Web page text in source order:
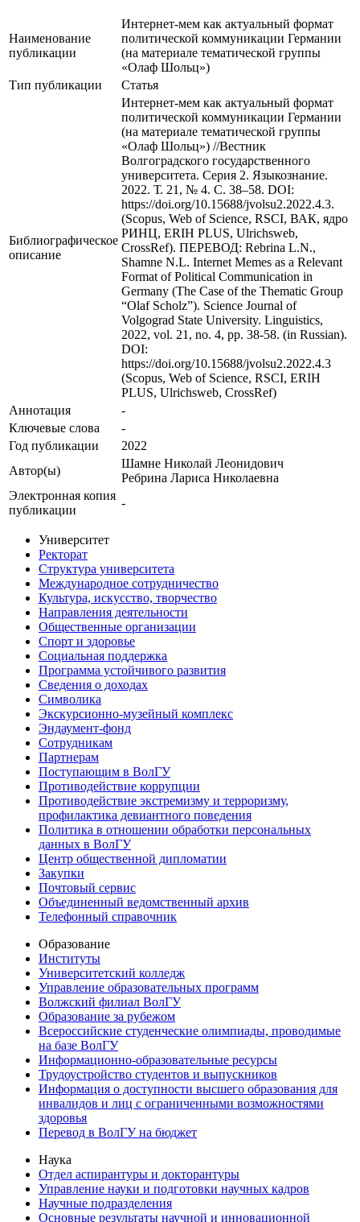
Наименование
публикации
Интернет-мем как актуальный формат
политической коммуникации Германии
(на материале тематической группы
«Олаф Шольц»)
Тип публикации
Статья
Библиографическое
описание
Интернет-мем как актуальный формат
политической коммуникации Германии
(на материале тематической группы
«Олаф Шольц») //Вестник
Волгоградского государственного
университета. Серия 2. Языкознание.
2022. Т. 21, № 4. С. 38–58. DOI:
https://doi.org/10.15688/jvolsu2.2022.4.3.
(Scopus, Web of Science, RSCI, ВАК, ядро
РИНЦ, ERIH PLUS, Ulrichsweb,
CrossRef). ПЕРЕВОД: Rebrina L.N.,
Shamne N.L. Internet Memes as a Relevant
Format of Political Communication in
Germany (The Case of the Thematic Group
“Olaf Scholz”). Science Journal of
Volgograd State University. Linguistics,
2022, vol. 21, no. 4, pp. 38-58. (in Russian).
DOI:
https://doi.org/10.15688/jvolsu2.2022.4.3
(Scopus, Web of Science, RSCI, ERIH
PLUS, Ulrichsweb, CrossRef)
Аннотация
-
Ключевые cлова
-
Год публикации
2022
Автор(ы)
Шамне Николай Леонидович
Ребрина Лариса Николаевна
Электронная копия
публикации
-
Университет
Ректорат
Структура университета
Международное сотрудничество
Культура, искусство, творчество
Направления деятельности
Общественные организации
Спорт и здоровье
Социальная поддержка
Программа устойчивого развития
Сведения о доходах
Символика
Экскурсионно-музейный комплекс
Эндаумент-фонд
Сотрудникам
Партнерам
Поступающим в ВолГУ
Противодействие коррупции
Противодействие экстремизму и терроризму,
профилактика девиантного поведения
Политика в отношении обработки персональных
данных в ВолГУ
Центр общественной дипломатии
Закупки
Почтовый сервис
Объединенный ведомственный архив
Телефонный справочник
Образование
Институты
Университетский колледж
Управление образовательных программ
Волжский филиал ВолГУ
Образование за рубежом
Всероссийские студенческие олимпиады, проводимые
на базе ВолГУ
Информационно-образовательные ресурсы
Трудоустройство студентов и выпускников
Информация о доступности высшего образования для
инвалидов и лиц с ограниченными возможностями
здоровья
Перевод в ВолГУ на бюджет
Наука
Отдел аспирантуры и докторантуры
Управление науки и подготовки научных кадров
Научные подразделения
Основные результаты научной и инновационной